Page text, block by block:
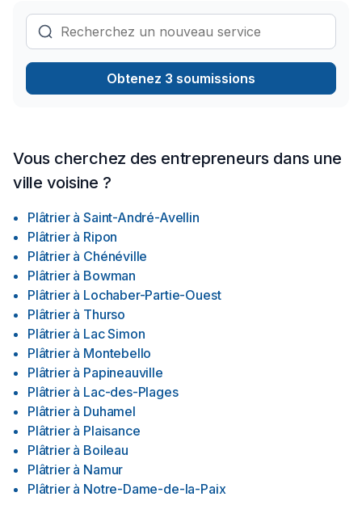
Obtenez 3 soumissions
Vous cherchez des entrepreneurs dans une
ville voisine ?
Plâtrier à Saint-André-Avellin
Plâtrier à Ripon
Plâtrier à Chénéville
Plâtrier à Bowman
Plâtrier à Lochaber-Partie-Ouest
Plâtrier à Thurso
Plâtrier à Lac Simon
Plâtrier à Montebello
Plâtrier à Papineauville
Plâtrier à Lac-des-Plages
Plâtrier à Duhamel
Plâtrier à Plaisance
Plâtrier à Boileau
Plâtrier à Namur
Plâtrier à Notre-Dame-de-la-Paix